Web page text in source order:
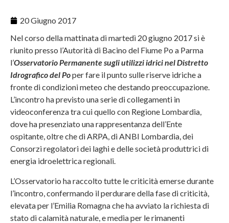
20 Giugno 2017
Nel corso della mattinata di martedì 20 giugno 2017 si è
riunito presso l’Autorità di Bacino del Fiume Po a Parma
l’Osservatorio Permanente sugli utilizzi idrici nel Distretto
Idrografico del Poper fare il punto sulle riserve idriche a
fronte di condizioni meteo che destando preoccupazione.
L’incontro ha previsto una serie di collegamenti in
videoconferenza tra cui quello con Regione Lombardia,
dove ha presenziato una rappresentanza dell’Ente
ospitante, oltre che di ARPA, di ANBI Lombardia, dei
Consorzi regolatori dei laghi e delle società produttrici di
energia idroelettrica regionali.
L’Osservatorio ha raccolto tutte le criticità emerse durante
l’incontro, confermando il perdurare della fase di criticità,
elevata per l’Emilia Romagna che ha avviato la richiesta di
stato di calamità naturale, e media per le rimanenti